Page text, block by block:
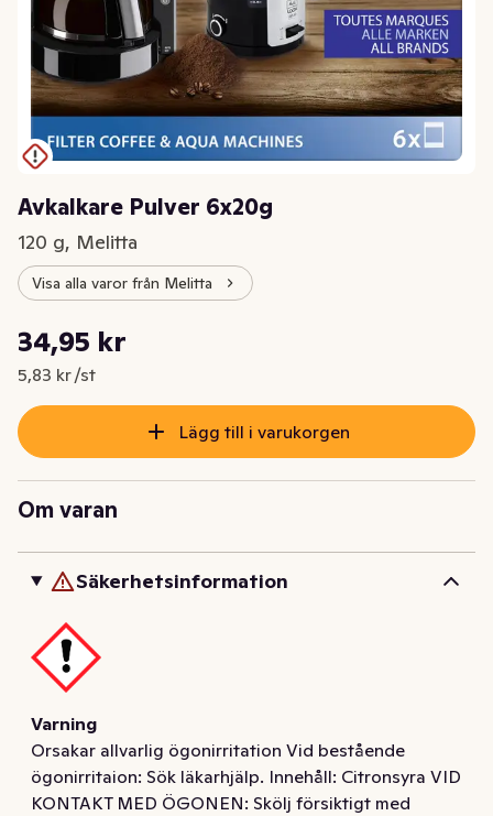
Avkalkare Pulver 6x20g
120 g, Melitta
Visa alla varor från Melitta
Nuvarande pris är: 34,95 kr
34,95 kr
5,83 kr /st
Styckpris: 5,83 kr /st
Lägg till i varukorgen
Om varan
Säkerhetsinformation
Varning
Orsakar allvarlig ögonirritation Vid bestående
ögonirritaion: Sök läkarhjälp. Innehåll: Citronsyra VID
KONTAKT MED ÖGONEN: Skölj försiktigt med